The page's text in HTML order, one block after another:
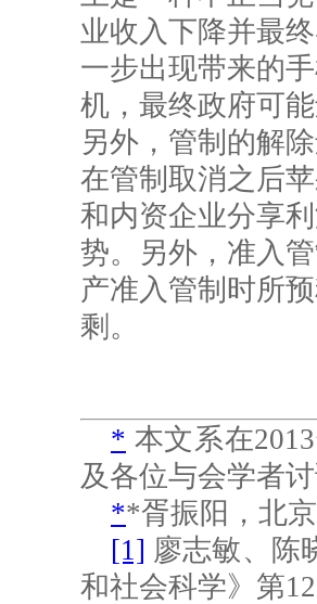
业收入下降并最
一步出现带来的
机，最终政府可
另外，管制的解
在管制取消之后
和内资企业分享
势。另外，准入
产准入管制时所
剩。
* 本文系在2013
及各位与会学者
**胥振阳，北
[1] 廖志敏、陈
和社会科学》第12